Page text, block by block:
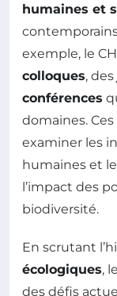
humaines et
exemple, le
colloques, des
conférences
domaines.
examiner les
humaines et
l’impact des
biodiversité.
En scrutant
écologiques,
des défis